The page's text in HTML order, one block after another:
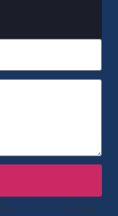
la confianza